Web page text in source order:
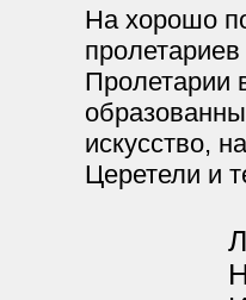
На хорошо
Пролетарии
искусство,
Церетели и